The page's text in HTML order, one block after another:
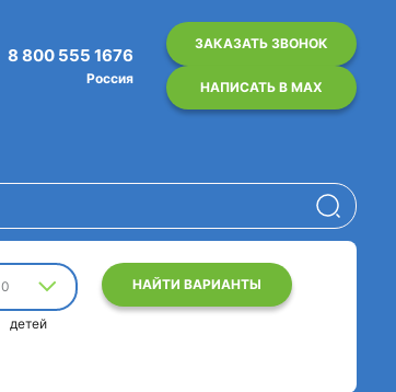
8 800 555 1676
Россия
ЗАКАЗАТЬ ЗВОНОК
НАПИСАТЬ В MAX
0
детей
НАЙТИ ВАРИАНТЫ